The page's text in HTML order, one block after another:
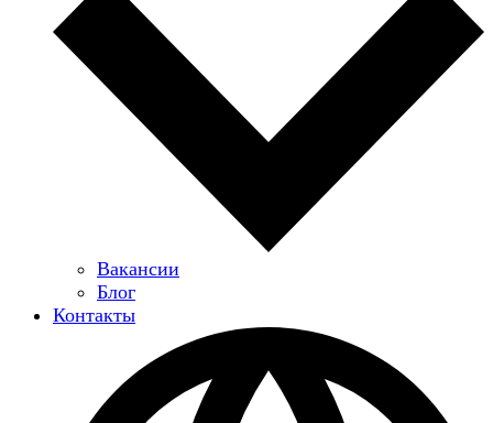
Вакансии
Блог
Контакты